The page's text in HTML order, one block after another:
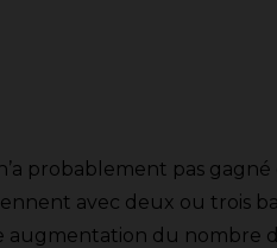
probablement pas
avec deux ou trois
augmentation du nombre